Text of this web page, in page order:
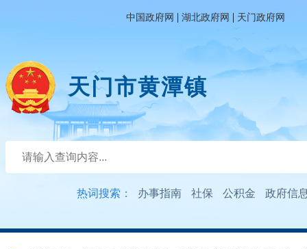
中国政府网 | 湖北政府网 | 天门政府网
天门市黄潭镇
热词搜索： 办事指南 社保 公积金 政府信